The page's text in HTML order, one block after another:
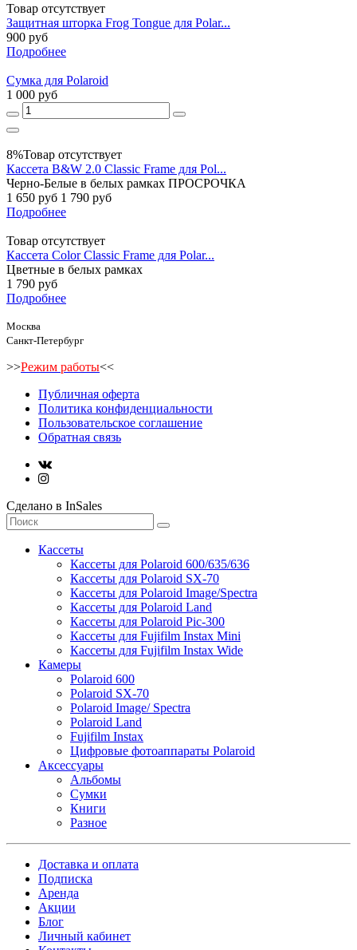
Товар отсутствует
Защитная шторка Frog Tongue для Polar...
900 руб
Подробнее
Сумка для Polaroid
1 000 руб
8%Товар отсутствует
Кассета B&W 2.0 Classic Frame для Pol...
Черно-Белые в белых рамках ПРОСРОЧКА
1 650 руб 1 790 руб
Подробнее
Товар отсутствует
Кассета Color Classic Frame для Polar...
Цветные в белых рамках
1 790 руб
Подробнее
Москва
Санкт-Петербург
>>Режим работы<<
Публичная оферта
Политика конфиденциальности
Пользовательское соглашение
Обратная связь
Сделано в InSales
Кассеты
Кассеты для Polaroid 600/635/636
Кассеты для Polaroid SX-70
Кассеты для Polaroid Image/Spectra
Кассеты для Polaroid Land
Кассеты для Polaroid Pic-300
Кассеты для Fujifilm Instax Mini
Кассеты для Fujifilm Instax Wide
Камеры
Polaroid 600
Polaroid SX-70
Polaroid Image/ Spectra
Polaroid Land
Fujifilm Instax
Цифровые фотоаппараты Polaroid
Аксессуары
Альбомы
Сумки
Книги
Разное
Доставка и оплата
Подписка
Аренда
Акции
Блог
Личный кабинет